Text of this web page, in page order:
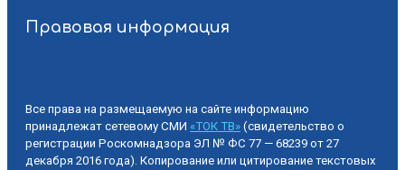
Правовая информация
Все права на размещаемую на сайте информацию
принадлежат сетевому СМИ «ТОК ТВ» (свидетельство о
регистрации Роскомнадзора ЭЛ № ФС 77 — 68239 от 27
декабря 2016 года). Копирование или цитирование текстовых